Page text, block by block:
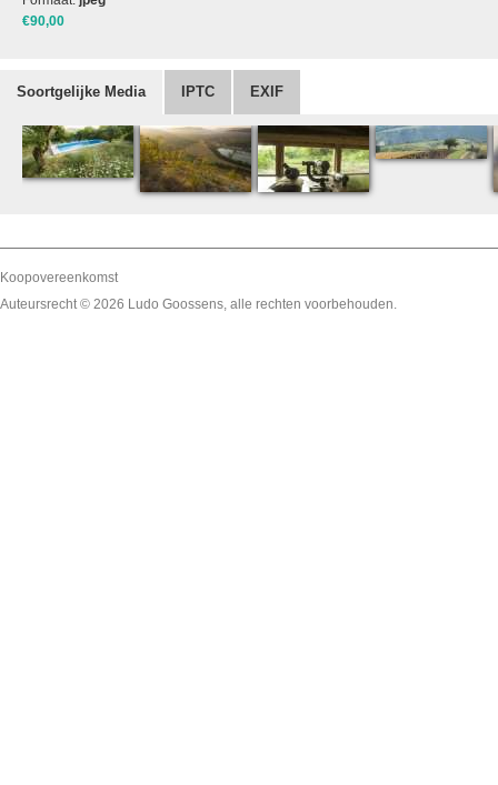
€90,00
Soortgelijke Media IPTC EXIF
Koopovereenkomst
Auteursrecht © 2026 Ludo Goossens, alle rechten voorbehouden.